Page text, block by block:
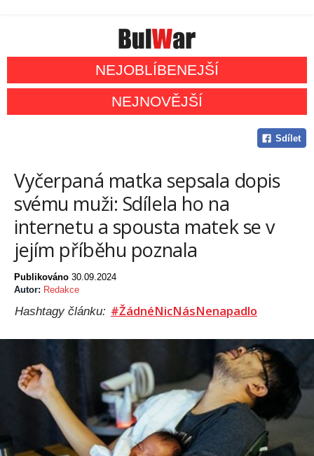
NEJOBLÍBENEJŠÍ
NEJNOVĚJŠÍ
Sdílet
Vyčerpaná matka sepsala dopis
svému muži: Sdílela ho na
internetu a spousta matek se v
jejím příběhu poznala
Publikováno 30.09.2024
Autor: Redakce
Hashtagy článku: #ŽádnéNicNásNenapadlo